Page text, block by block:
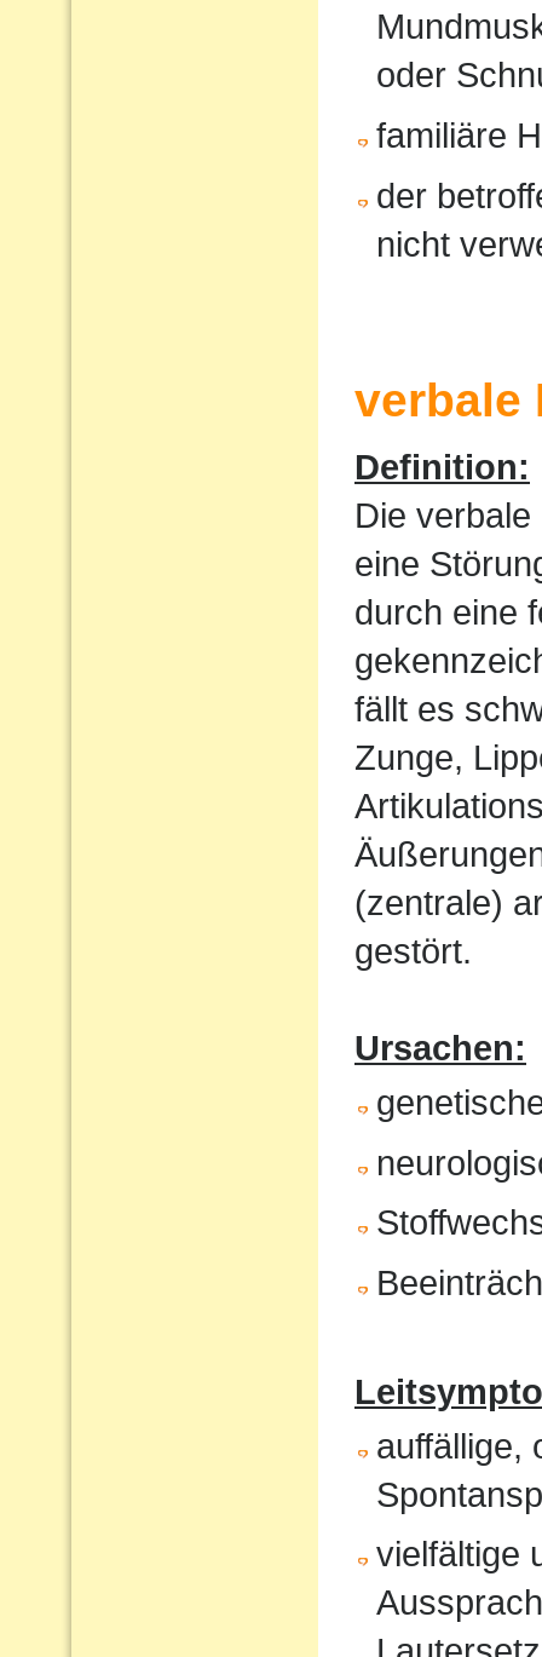
oder
familiäre
der
nicht
verbale
Definition:
Die
eine
durch eine
fällt es
Zunge,
(zentrale)
gestört.
Ursachen:
auffällige,
vielfältige